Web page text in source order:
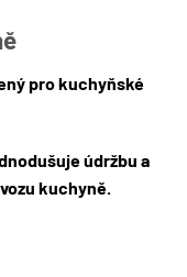
pro kuchyňské
údržbu a
kuchyně.